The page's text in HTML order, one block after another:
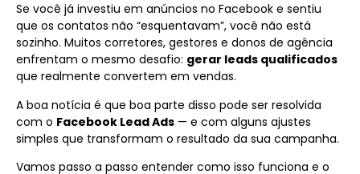
Se você já investiu em anúncios no Facebook e sentiu
que os contatos não “esquentavam”, você não está
sozinho. Muitos corretores, gestores e donos de agência
enfrentam o mesmo desafio: gerar leads qualificados
que realmente convertem em vendas.
A boa notícia é que boa parte disso pode ser resolvida
com o Facebook Lead Ads — e com alguns ajustes
simples que transformam o resultado da sua campanha.
Vamos passo a passo entender como isso funciona e o